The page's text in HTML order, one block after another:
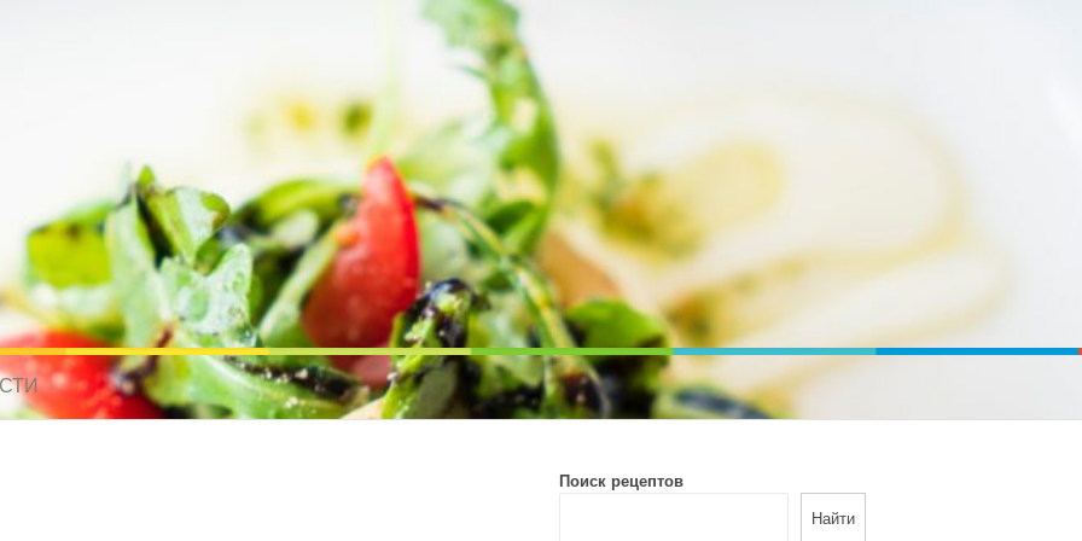
рецепты для всех
РЕЦЕПТЫ ДЛЯ МУЛЬТИВАРКИ. РЕЦЕПТЫ ДЛЯ МИКРОВОЛНОВОЙ ПЕЧИ. ДИЕТИЧЕСКОЕ ПИТАНИЕ
Поиск рецептов
Найти